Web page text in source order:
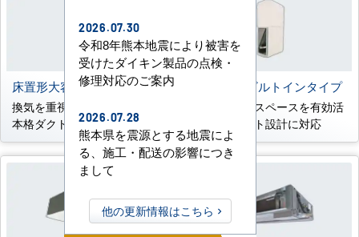
床置形大容量ダクトタイプ
換気を重視する大空間向けの
本格ダクト設計に対応
床置形壁ビルトインタイプ
壁内の柱間スペースを有効活
用し、ダクト設計に対応
2026.07.30
令和8年熊本地震により被害を
受けたダイキン製品の点検・
修理対応のご案内
2026.07.28
熊本県を震源とする地震によ
る、施工・配送の影響につき
まして
他の更新情報はこちら